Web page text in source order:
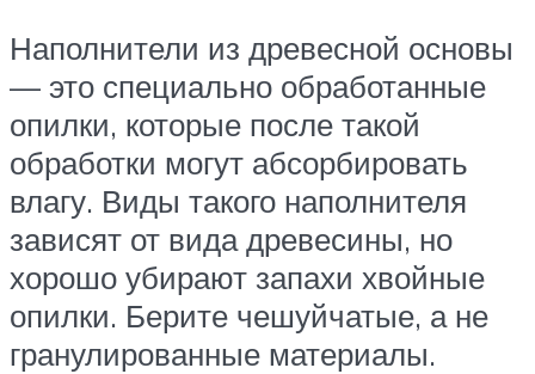
Наполнители из древесной основы
— это специально обработанные
опилки, которые после такой
обработки могут абсорбировать
влагу. Виды такого наполнителя
зависят от вида древесины, но
хорошо убирают запахи хвойные
опилки. Берите чешуйчатые, а не
гранулированные материалы.